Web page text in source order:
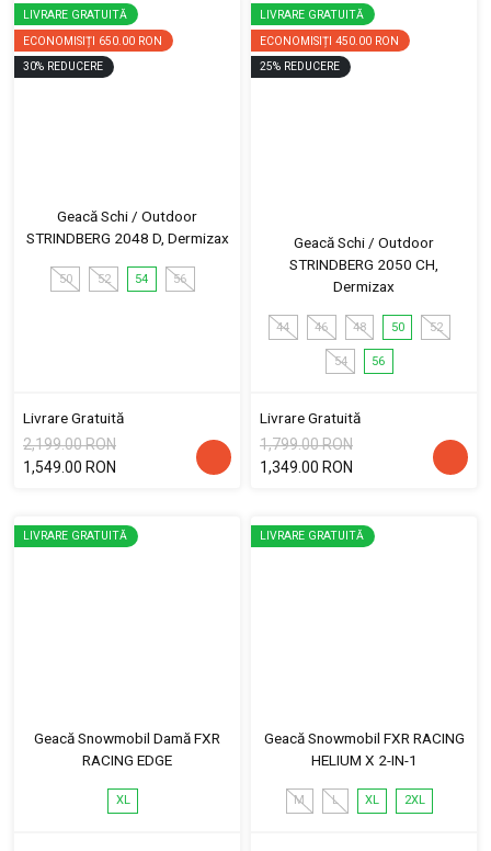
LIVRARE GRATUITĂ
ECONOMISIȚI 650.00 RON
30% REDUCERE
Geacă Schi / Outdoor
STRINDBERG 2048 D, Dermizax
50 52 54 56
Livrare Gratuită
2,199.00 RON
1,549.00 RON
LIVRARE GRATUITĂ
ECONOMISIȚI 450.00 RON
25% REDUCERE
Geacă Schi / Outdoor
STRINDBERG 2050 CH,
Dermizax
44 46 48 50 52
54 56
Livrare Gratuită
1,799.00 RON
1,349.00 RON
LIVRARE GRATUITĂ
Geacă Snowmobil Damă FXR
RACING EDGE
XL
LIVRARE GRATUITĂ
Geacă Snowmobil FXR RACING
HELIUM X 2-IN-1
M L XL 2XL